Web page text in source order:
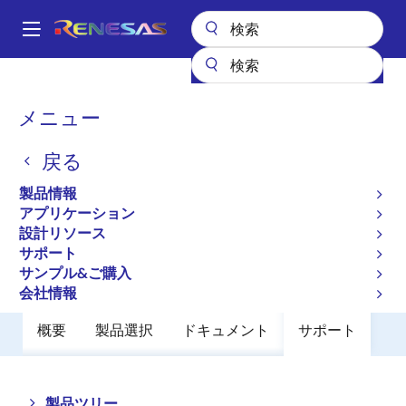
ン
Main
メニュー
戻る
製品情報
アプリケーション
設計リソース
サポート
サンプル&ご購入
会社情報
パ
く
ず
パワー & パワーマネジメント
ISL6719
廃止品
100V Linear Bias Supply
概要 製品選択 ドキュメント サポート